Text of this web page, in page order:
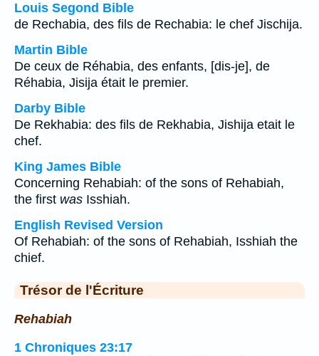
Louis Segond Bible
de Rechabia, des fils de Rechabia: le chef Jischija.
Martin Bible
De ceux de Réhabia, des enfants, [dis-je], de
Réhabia, Jisija était le premier.
Darby Bible
De Rekhabia: des fils de Rekhabia, Jishija etait le
chef.
King James Bible
Concerning Rehabiah: of the sons of Rehabiah,
the first was Isshiah.
English Revised Version
Of Rehabiah: of the sons of Rehabiah, Isshiah the
chief.
Trésor de l'Écriture
Rehabiah
1 Chroniques 23:17